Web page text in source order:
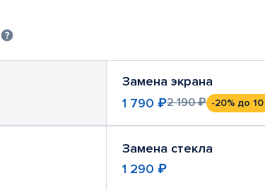
Замена экрана
1 790 ₽2 190 ₽ -20% до 10
Замена стекла
1 290 ₽